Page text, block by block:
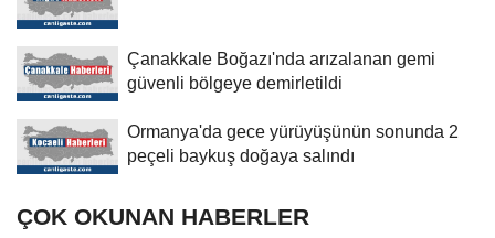
Çanakkale Boğazı'nda arızalanan gemi
güvenli bölgeye demirletildi
Ormanya'da gece yürüyüşünün sonunda 2
peçeli baykuş doğaya salındı
ÇOK OKUNAN HABERLER